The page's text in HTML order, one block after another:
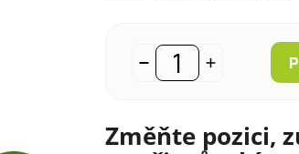
Změňte pozici,